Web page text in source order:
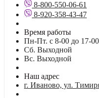
8-800-550-06-61
8-920-358-43-47
Время работы
Пн-Пт. с 8-00 до 17-00
Сб. Выходной
Вс. Выходной
Наш адрес
г. Иваново, ул.